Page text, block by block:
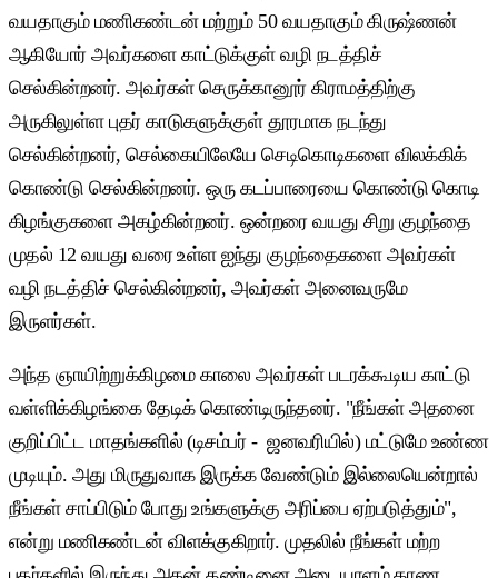
வயதாகும் மணிகண்டன் மற்றும் 50 வயதாகும் கிருஷ்ணன்
ஆகியோர் அவர்களை காட்டுக்குள் வழி நடத்திச்
செல்கின்றனர். அவர்கள் செருக்கானூர் கிராமத்திற்கு
அருகிலுள்ள புதர் காடுகளுக்குள் தூரமாக நடந்து
செல்கின்றனர், செல்கையிலேயே செடிகொடிகளை விலக்கிக்
கொண்டு செல்கின்றனர். ஒரு கடப்பாரையை கொண்டு கொடி
கிழங்குகளை அகழ்கின்றனர். ஒன்றரை வயது சிறு குழந்தை
முதல் 12 வயது வரை உள்ள ஐந்து குழந்தைகளை அவர்கள்
வழி நடத்திச் செல்கின்றனர், அவர்கள் அனைவருமே
இருளர்கள்.
அந்த ஞாயிற்றுக்கிழமை காலை அவர்கள் படரக்கூடிய காட்டு
வள்ளிக்கிழங்கை தேடிக் கொண்டிருந்தனர். "நீங்கள் அதனை
குறிப்பிட்ட மாதங்களில் (டிசம்பர் - ஜனவரியில்) மட்டுமே உண்ண
முடியும். அது மிருதுவாக இருக்க வேண்டும் இல்லையென்றால்
நீங்கள் சாப்பிடும் போது உங்களுக்கு அரிப்பை ஏற்படுத்தும்",
என்று மணிகண்டன் விளக்குகிறார். முதலில் நீங்கள் மற்ற